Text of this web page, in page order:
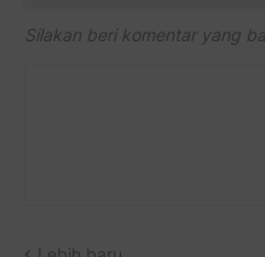
Silakan beri komentar yang